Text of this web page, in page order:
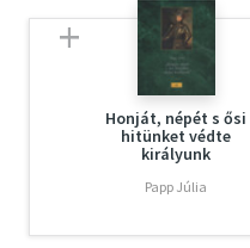
Honját, népét s ősi
hitünket védte
királyunk
Papp Júlia